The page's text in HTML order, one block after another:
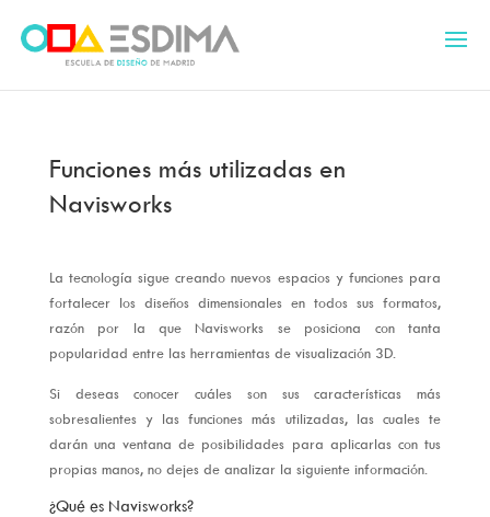
Funciones más utilizadas en
Navisworks
La tecnología sigue creando nuevos espacios y funciones para
fortalecer los diseños dimensionales en todos sus formatos,
razón por la que Navisworks se posiciona con tanta
popularidad entre las herramientas de visualización 3D.
Si deseas conocer cuáles son sus características más
sobresalientes y las funciones más utilizadas, las cuales te
darán una ventana de posibilidades para aplicarlas con tus
propias manos, no dejes de analizar la siguiente información.
¿Qué es Navisworks?